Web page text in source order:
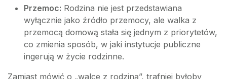
Przemoc: Rodzina nie jest przedstawiana
wyłącznie jako źródło przemocy, ale walka z
przemocą domową stała się jednym z priorytetów,
co zmienia sposób, w jaki instytucje publiczne
ingerują w życie rodzinne.
Zamiast mówić o „walce z rodziną”, trafniej byłoby